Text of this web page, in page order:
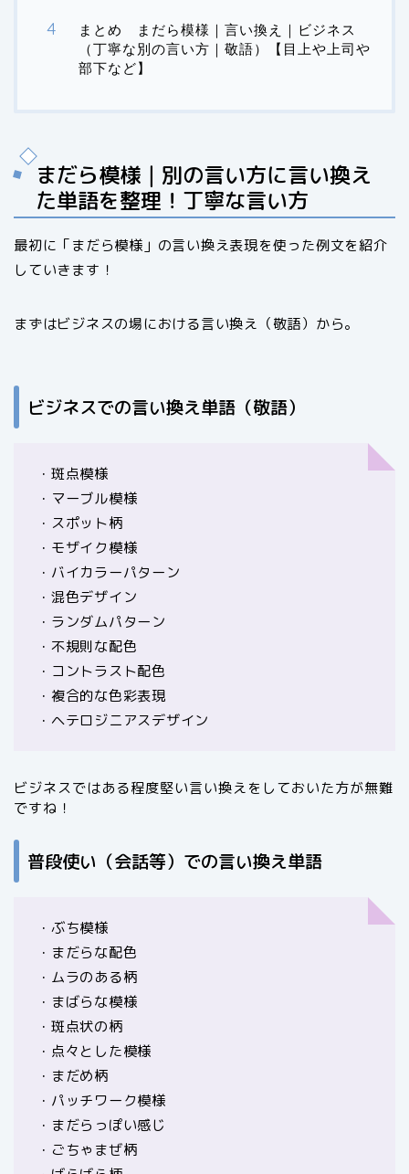
まとめ まだら模様｜言い換え｜ビジネス
（丁寧な別の言い方｜敬語）【目上や上司や
部下など】
まだら模様｜別の言い方に言い換え
た単語を整理！丁寧な言い方
最初に「まだら模様」の言い換え表現を使った例文を紹介
していきます！
まずはビジネスの場における言い換え（敬語）から。
ビジネスでの言い換え単語（敬語）
・斑点模様
・マーブル模様
・スポット柄
・モザイク模様
・バイカラーパターン
・混色デザイン
・ランダムパターン
・不規則な配色
・コントラスト配色
・複合的な色彩表現
・ヘテロジニアスデザイン
ビジネスではある程度堅い言い換えをしておいた方が無難
ですね！
普段使い（会話等）での言い換え単語
・ぶち模様
・まだらな配色
・ムラのある柄
・まばらな模様
・斑点状の柄
・点々とした模様
・まだめ柄
・パッチワーク模様
・まだらっぽい感じ
・ごちゃまぜ柄